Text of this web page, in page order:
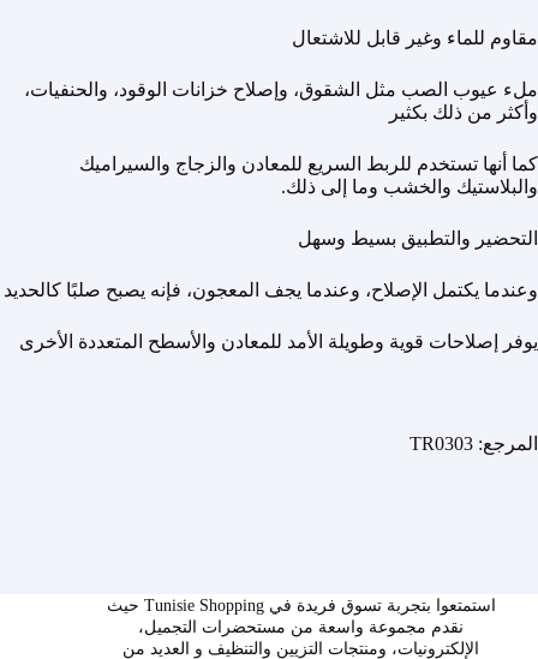
مقاوم للماء وغير قابل للاشتعال
ملء عيوب الصب مثل الشقوق، وإصلاح خزانات الوقود، والحنفيات،
وأكثر من ذلك بكثير
كما أنها تستخدم للربط السريع للمعادن والزجاج والسيراميك
والبلاستيك والخشب وما إلى ذلك.
التحضير والتطبيق بسيط وسهل
وعندما يكتمل الإصلاح، وعندما يجف المعجون، فإنه يصبح صلبًا كالحديد
يوفر إصلاحات قوية وطويلة الأمد للمعادن والأسطح المتعددة الأخرى
المرجع: TR0303
استمتعوا بتجربة تسوق فريدة في Tunisie Shopping حيث
نقدم مجموعة واسعة من مستحضرات التجميل،
الإلكترونيات، ومنتجات التزيين والتنظيف و العديد من